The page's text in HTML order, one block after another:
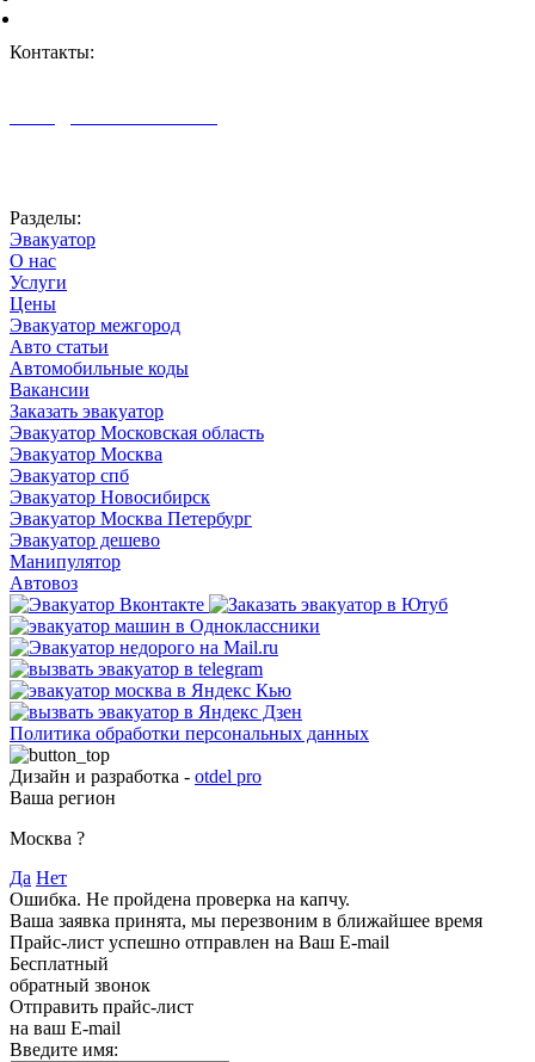
Контакты:
Разделы:
Эвакуатор
О нас
Услуги
Цены
Эвакуатор межгород
Авто статьи
Автомобильные коды
Вакансии
Заказать эвакуатор
Эвакуатор Московская область
Эвакуатор Москва
Эвакуатор спб
Эвакуатор Новосибирск
Эвакуатор Москва Петербург
Эвакуатор дешево
Манипулятор
Автовоз
Политика обработки персональных данных
Дизайн и разработка - otdel pro
Ваша регион
Москва ?
Да Нет
Ошибка. Не пройдена проверка на капчу.
Ваша заявка принята, мы перезвоним в ближайшее время
Прайс-лист успешно отправлен на Ваш E-mail
Бесплатный
обратный звонок
Отправить прайс-лист
на ваш E-mail
Введите имя: